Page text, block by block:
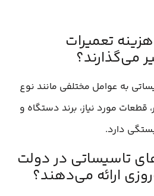
تعمیرات
می‌گذارند؟
به عوامل مختلفی مانند نوع
مورد نیاز، برند دستگاه و
دارد.
تاسیساتی در دولت
ارائه می‌دهند؟